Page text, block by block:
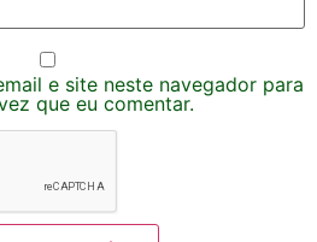
e site neste navegador para
que eu comentar.